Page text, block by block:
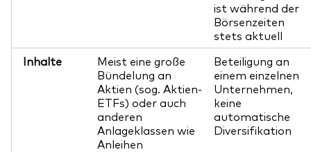
ist während der
Börsenzeiten
stets aktuell
Inhalte
Meist eine große
Bündelung an
Aktien (sog. Aktien-
ETFs) oder auch
anderen
Anlageklassen wie
Anleihen
Beteiligung an
einem einzelnen
Unternehmen,
keine
automatische
Diversifikation